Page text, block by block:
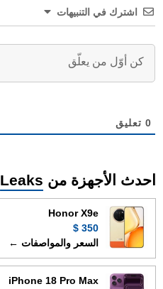
اشترك في التنبيهات
0 تعليق
احدث الأجهزة من Leaks
Honor X9e
350 $
السعر والمواصفات ←
iPhone 18 Pro Max